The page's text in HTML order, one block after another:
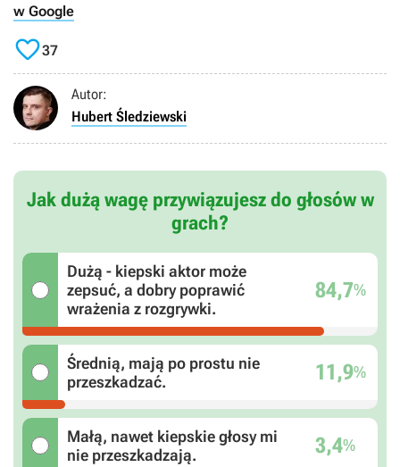
w Google
37
Autor:
Hubert Śledziewski
Jak dużą wagę przywiązujesz do głosów w
grach?
Dużą - kiepski aktor może
zepsuć, a dobry poprawić
wrażenia z rozgrywki.
84,7%
Średnią, mają po prostu nie
przeszkadzać.
11,9%
Małą, nawet kiepskie głosy mi
nie przeszkadzają.
3,4%